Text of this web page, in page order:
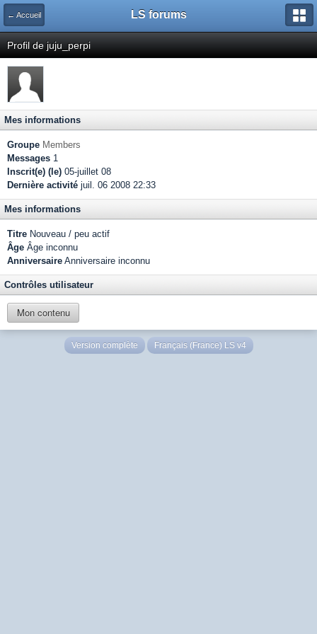
← Accueil LS forums
Profil de juju_perpi
Mes informations
Groupe Members
Messages 1
Inscrit(e) (le) 05-juillet 08
Dernière activité juil. 06 2008 22:33
Mes informations
Titre Nouveau / peu actif
Âge Âge inconnu
Anniversaire Anniversaire inconnu
Contrôles utilisateur
Mon contenu
Version complète Français (France) LS v4